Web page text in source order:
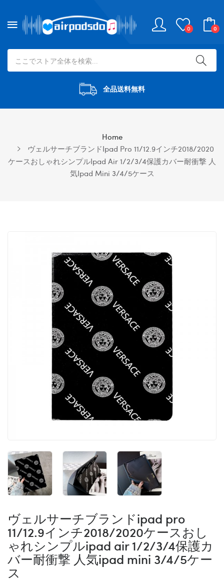
0 0
全品送料無料
Home
ヴェルサーチブランドipad Pro 11/12.9インチ2018/2020
ケースおしゃれシンプルipad Air 1/2/3/4保護カバー耐衝撃 人
気ipad Mini 3/4/5ケース
ヴェルサーチブランドipad pro
11/12.9インチ2018/2020ケースおし
ゃれシンプルipad air 1/2/3/4保護カ
バー耐衝撃 人気ipad mini 3/4/5ケー
ス